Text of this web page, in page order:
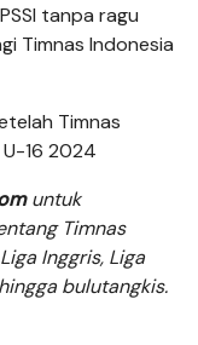
tanpa ragu
Timnas Indonesia
Timnas
U-16 2024
untuk
Timnas
Inggris, Liga
bulutangkis.